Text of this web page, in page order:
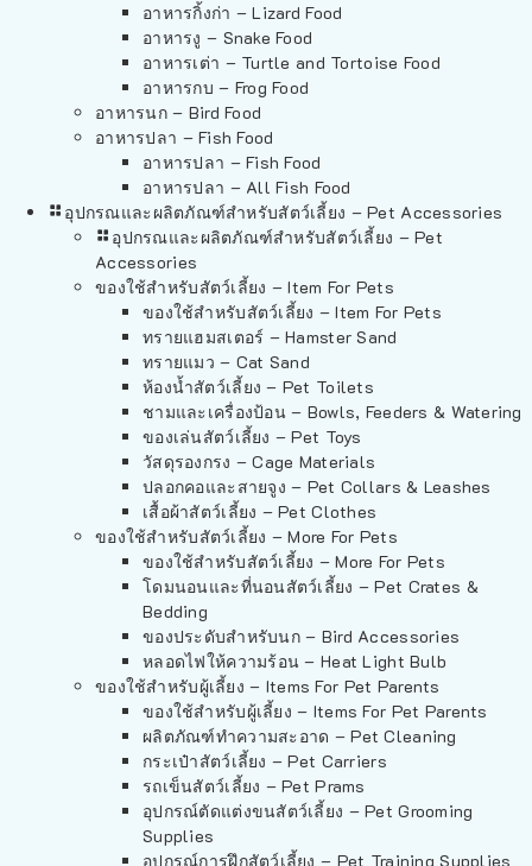
อาหารกิ้งก่า – Lizard Food
อาหารงู – Snake Food
อาหารเต่า – Turtle and Tortoise Food
อาหารกบ – Frog Food
อาหารนก – Bird Food
อาหารปลา – Fish Food
อาหารปลา – Fish Food
อาหารปลา – All Fish Food
อุปกรณและผลิตภัณฑ์สำหรับสัตว์เลี้ยง – Pet Accessories
อุปกรณและผลิตภัณฑ์สำหรับสัตว์เลี้ยง – Pet
Accessories
ของใช้สำหรับสัตว์เลี้ยง – Item For Pets
ของใช้สำหรับสัตว์เลี้ยง – Item For Pets
ทรายแฮมสเตอร์ – Hamster Sand
ทรายแมว – Cat Sand
ห้องน้ำสัตว์เลี้ยง – Pet Toilets
ชามและเครื่องป้อน – Bowls, Feeders & Watering
ของเล่นสัตว์เลี้ยง – Pet Toys
วัสดุรองกรง – Cage Materials
ปลอกคอและสายจูง – Pet Collars & Leashes
เสื้อผ้าสัตว์เลี้ยง – Pet Clothes
ของใช้สำหรับสัตว์เลี้ยง – More For Pets
ของใช้สำหรับสัตว์เลี้ยง – More For Pets
โดมนอนและที่นอนสัตว์เลี้ยง – Pet Crates &
Bedding
ของประดับสำหรับนก – Bird Accessories
หลอดไฟให้ความร้อน – Heat Light Bulb
ของใช้สำหรับผู้เลี้ยง – Items For Pet Parents
ของใช้สำหรับผู้เลี้ยง – Items For Pet Parents
ผลิตภัณฑ์ทำความสะอาด – Pet Cleaning
กระเป๋าสัตว์เลี้ยง – Pet Carriers
รถเข็นสัตว์เลี้ยง – Pet Prams
อุปกรณ์ตัดแต่งขนสัตว์เลี้ยง – Pet Grooming
Supplies
อุปกรณ์การฝึกสัตว์เลี้ยง – Pet Training Supplies